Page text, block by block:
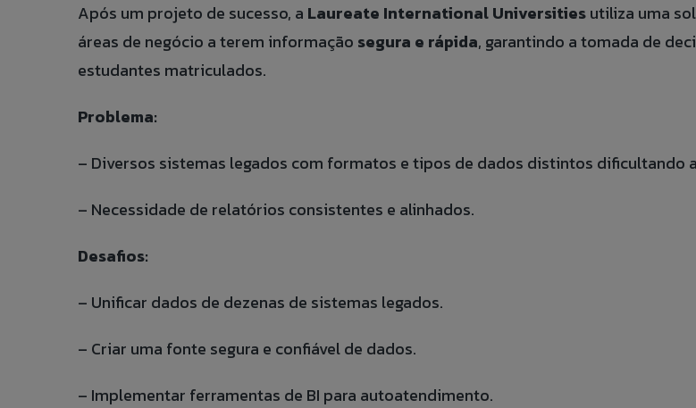
Após um projeto de sucesso, a Laureate International Universitiesutiliza uma
áreas de negócio a terem informação segura e rápida, garantindo a tomada de
estudantes matriculados.
Problema:
– Diversos sistemas legados com formatos e tipos de dados distintos dificultando
– Necessidade de relatórios consistentes e alinhados.
Desafios:
– Unificar dados de dezenas de sistemas legados.
– Criar uma fonte segura e confiável de dados.
– Implementar ferramentas de BI para autoatendimento.